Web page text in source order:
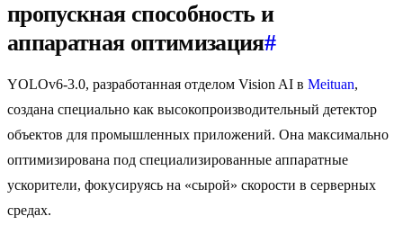
пропускная способность и
аппаратная оптимизация#
YOLOv6-3.0, разработанная отделом Vision AI в Meituan,
создана специально как высокопроизводительный детектор
объектов для промышленных приложений. Она максимально
оптимизирована под специализированные аппаратные
ускорители, фокусируясь на «сырой» скорости в серверных
средах.